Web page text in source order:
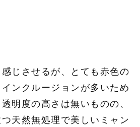
じさせるが、とても赤色の
ンクルージョンが多いため
明度の高さは無いものの、
天然無処理で美しいミャン